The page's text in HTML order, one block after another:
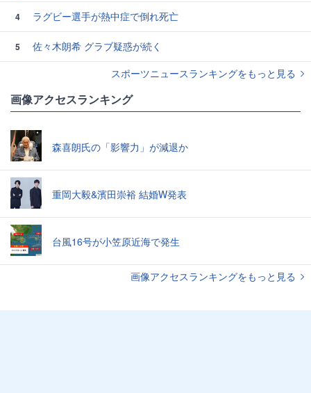
4 ラグビー選手が熱中症で倒れ死亡
5
佐々木朗希 グラブ疑惑が続く
スポーツニュースランキングをもっと見る
画像アクセスランキング
森喜朗氏の「影響力」が減退か
重岡大毅&濱田崇裕 結婚W発表
台風16号が小笠原近海で発生
画像アクセスランキングをもっと見る